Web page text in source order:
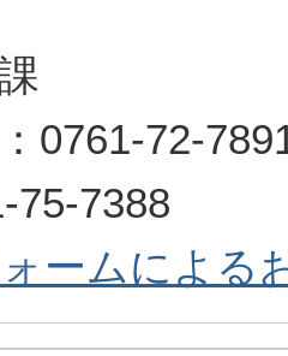
0761-72-
75-7388
ームによる